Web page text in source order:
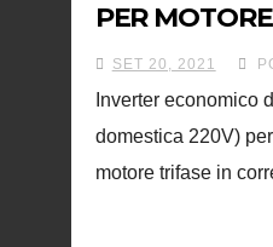
PER
SET 20, 2021
Inverter economico
domestica 220V)
motore trifase in